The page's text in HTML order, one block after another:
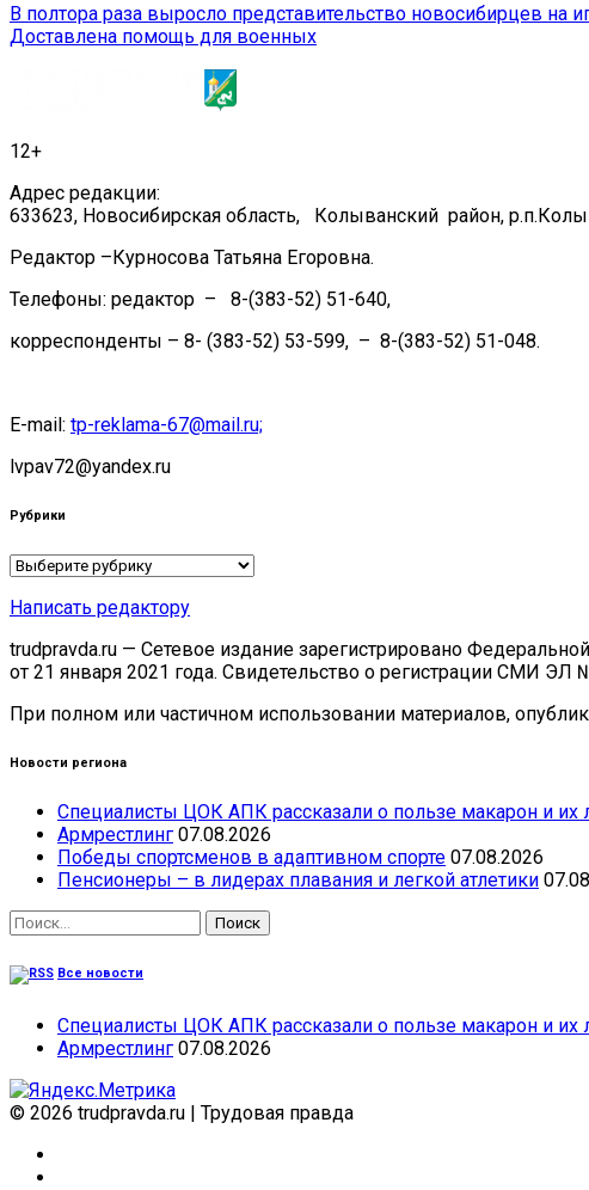
Навигация
по
В полтора раза выросло представительство новосибирцев на
Доставлена помощь для военных
12+
Адрес редакции:
633623, Новосибирская область, Колыванский район,
Редактор –Курносова Татьяна Егоровна.
Телефоны: редактор – 8-(383-52) 51-640,
корреспонденты – 8- (383-52) 53-599, – 8-(383-52) 51-048.
E-mail: tp-reklama-67@mail.ru;
lvpav72@yandex.ru
Рубрики
Рубрики
Написать редактору
trudpravda.ru — Сетевое издание зарегистрировано
от 21 января 2021 года. Свидетельство о регистрации СМИ
При полном или частичном использовании материалов,
Новости региона
Специалисты ЦОК АПК рассказали о пользе макарон и их
Армрестлинг 07.08.2026
Победы спортсменов в адаптивном спорте 07.08.2026
Пенсионеры – в лидерах плавания и легкой атлетики
Найти:
Все новости
Специалисты ЦОК АПК рассказали о пользе макарон и их
Армрестлинг 07.08.2026
© 2026 trudpravda.ru | Трудовая правда